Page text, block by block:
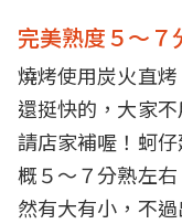
完美熟度５～７
燒烤使用炭火直
還挺快的，大家
請店家補喔！蚵
概５～７分熟左
然有大有小，不